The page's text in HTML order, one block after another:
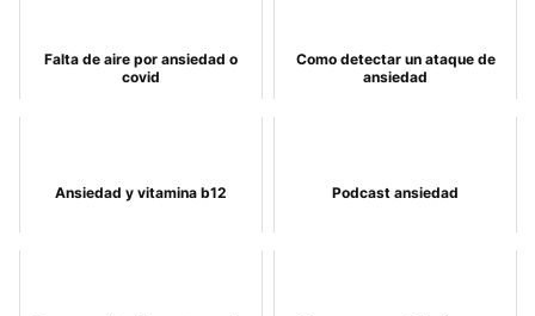
Falta de aire por ansiedad o
covid
Como detectar un ataque de
ansiedad
Ansiedad y vitamina b12 Podcast ansiedad